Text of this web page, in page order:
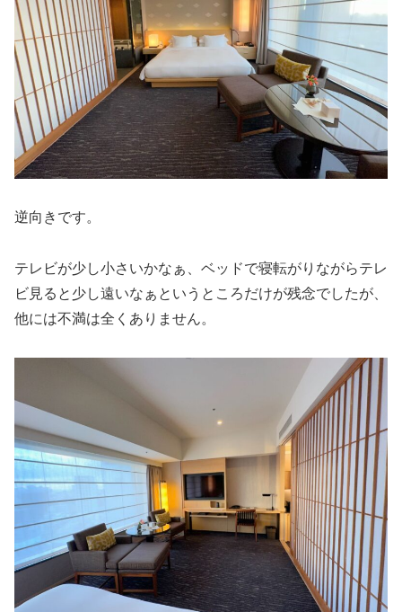
逆向きです。
テレビが少し小さいかなぁ、ベッドで寝転がりながらテレ
ビ見ると少し遠いなぁというところだけが残念でしたが、
他には不満は全くありません。